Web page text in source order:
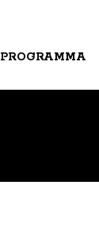
PROGRAMMA